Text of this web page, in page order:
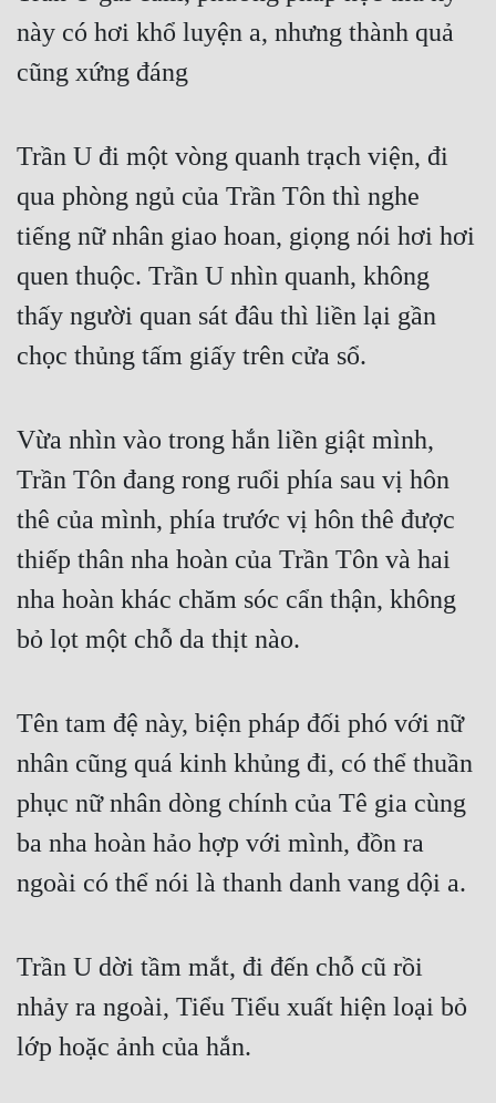
này có hơi khổ luyện a, nhưng thành quả
cũng xứng đáng
Trần U đi một vòng quanh trạch viện, đi
qua phòng ngủ của Trần Tôn thì nghe
tiếng nữ nhân giao hoan, giọng nói hơi hơi
quen thuộc. Trần U nhìn quanh, không
thấy người quan sát đâu thì liền lại gần
chọc thủng tấm giấy trên cửa sổ.
Vừa nhìn vào trong hắn liền giật mình,
Trần Tôn đang rong ruổi phía sau vị hôn
thê của mình, phía trước vị hôn thê được
thiếp thân nha hoàn của Trần Tôn và hai
nha hoàn khác chăm sóc cẩn thận, không
bỏ lọt một chỗ da thịt nào.
Tên tam đệ này, biện pháp đối phó với nữ
nhân cũng quá kinh khủng đi, có thể thuần
phục nữ nhân dòng chính của Tê gia cùng
ba nha hoàn hảo hợp với mình, đồn ra
ngoài có thể nói là thanh danh vang dội a.
Trần U dời tầm mắt, đi đến chỗ cũ rồi
nhảy ra ngoài, Tiểu Tiểu xuất hiện loại bỏ
lớp hoặc ảnh của hắn.